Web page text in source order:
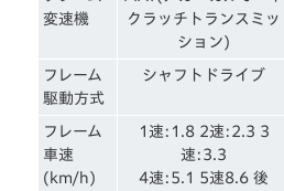
変速機
クラッチトランスミッ
ション)
フレーム
駆動方式
シャフトドライブ
フレーム
車速
(km/h)
1速:1.8 2速:2.3 3
速:3.3
4速:5.1 5速8.6 後